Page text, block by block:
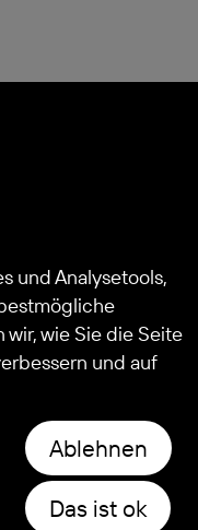
und Analysetools,
wie Sie die Seite
und auf
Ablehnen
Das ist ok